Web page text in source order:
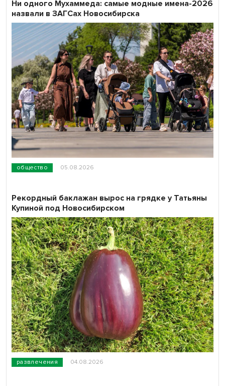
общество 05.08.2026
Ни одного Мухаммеда: самые модные имена-2026
назвали в ЗАГСах Новосибирска
развлечения 04.08.2026
Рекордный баклажан вырос на грядке у Татьяны
Купиной под Новосибирском